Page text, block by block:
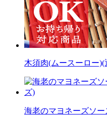
木須肉(ムースーロー
海老のマヨネーズソ